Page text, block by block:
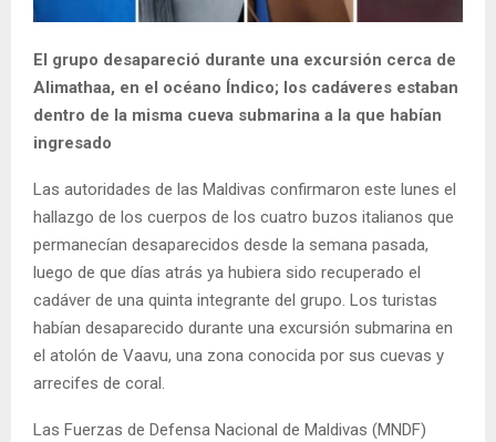
El grupo desapareció durante una excursión cerca de
Alimathaa, en el océano Índico; los cadáveres estaban
dentro de la misma cueva submarina a la que habían
ingresado
Las autoridades de las Maldivas confirmaron este lunes el
hallazgo de los cuerpos de los cuatro buzos italianos que
permanecían desaparecidos desde la semana pasada,
luego de que días atrás ya hubiera sido recuperado el
cadáver de una quinta integrante del grupo. Los turistas
habían desaparecido durante una excursión submarina en
el atolón de Vaavu, una zona conocida por sus cuevas y
arrecifes de coral.
Las Fuerzas de Defensa Nacional de Maldivas (MNDF)